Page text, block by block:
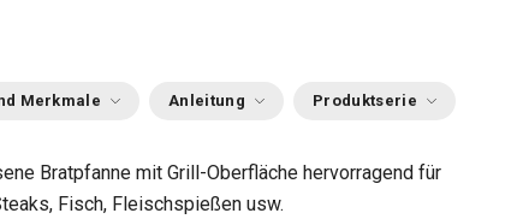
Merkmale Anleitung Produktserie
Bratpfanne mit Grill-Oberfläche hervorragend für
Fisch, Fleischspießen usw.